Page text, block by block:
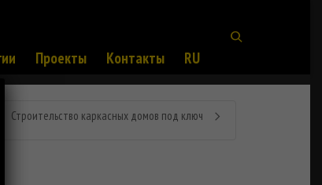
Проекты Контакты RU
Строительство каркасных домов под ключ